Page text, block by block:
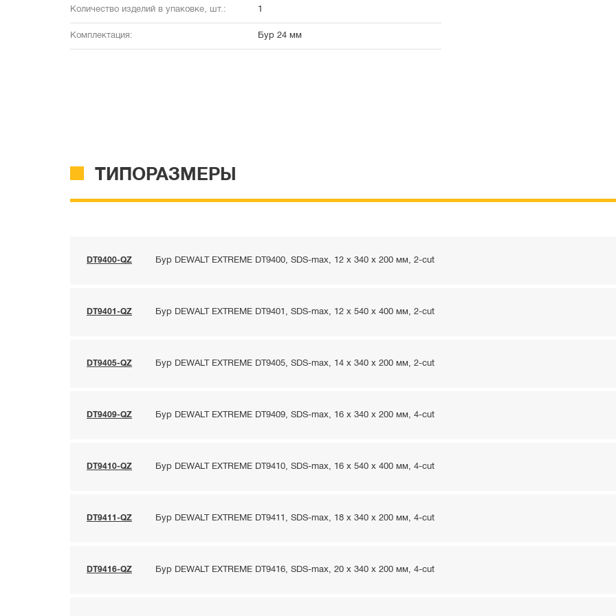
Количество изделий в упаковке, шт.: 1
Комплектация: Бур 24 мм
ТИПОРАЗМЕРЫ
DT9400-QZ Бур DEWALT EXTREME DT9400, SDS-max, 12 x 340 x 200 мм, 2-cut
DT9401-QZ Бур DEWALT EXTREME DT9401, SDS-max, 12 x 540 x 400 мм, 2-cut
DT9405-QZ Бур DEWALT EXTREME DT9405, SDS-max, 14 x 340 x 200 мм, 2-cut
DT9409-QZ Бур DEWALT EXTREME DT9409, SDS-max, 16 x 340 x 200 мм, 4-cut
DT9410-QZ Бур DEWALT EXTREME DT9410, SDS-max, 16 x 540 x 400 мм, 4-cut
DT9411-QZ Бур DEWALT EXTREME DT9411, SDS-max, 18 x 340 x 200 мм, 4-cut
DT9416-QZ Бур DEWALT EXTREME DT9416, SDS-max, 20 x 340 x 200 мм, 4-cut